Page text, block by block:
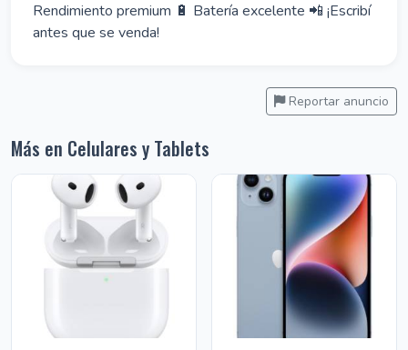
Rendimiento premium 🔋 Batería excelente 📲 ¡Escribí
antes que se venda!
Reportar anuncio
Más en Celulares y Tablets